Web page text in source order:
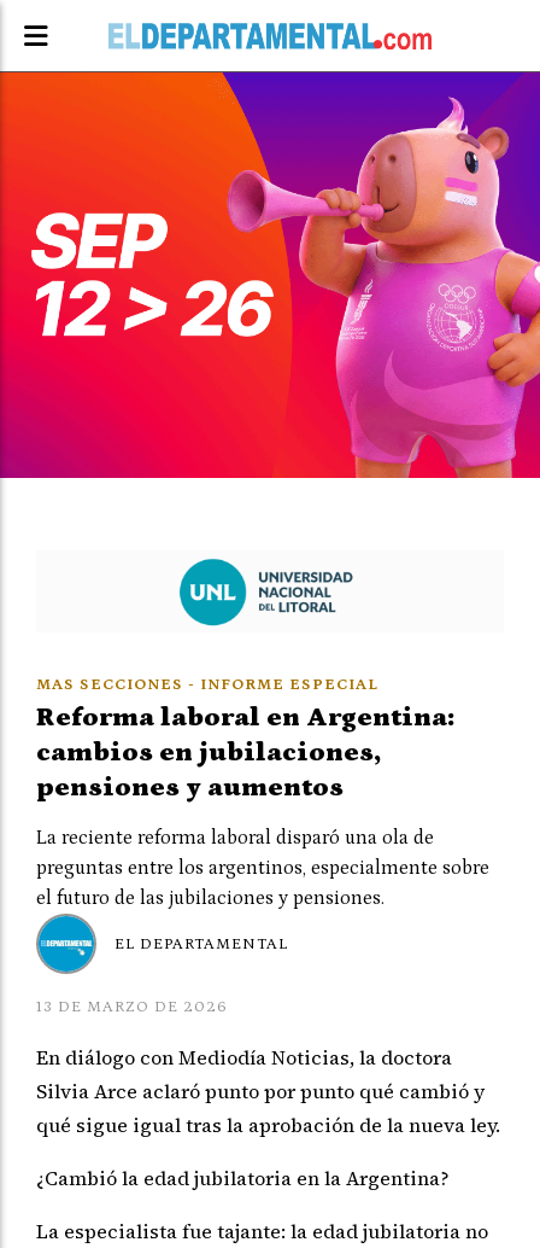
Reforma laboral en Argentina:
cambios en jubilaciones,
pensiones y aumentos
La reciente reforma laboral disparó una ola de
preguntas entre los argentinos, especialmente sobre
el futuro de las jubilaciones y pensiones.
MAS SECCIONES - INFORME ESPECIAL
13 DE MARZO DE 2026
EL DEPARTAMENTAL
En diálogo con Mediodía Noticias, la doctora
Silvia Arce aclaró punto por punto qué cambió y
qué sigue igual tras la aprobación de la nueva ley.
¿Cambió la edad jubilatoria en la Argentina?
La especialista fue tajante: la edad jubilatoria no